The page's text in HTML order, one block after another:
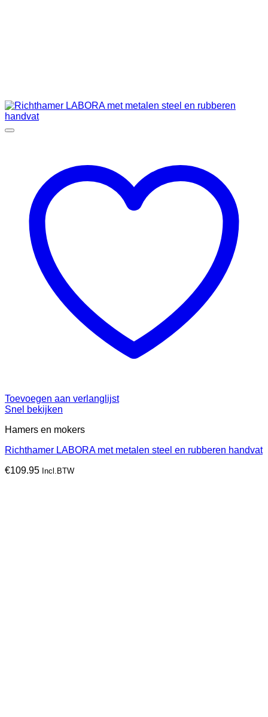
Toevoegen aan verlanglijst
Snel bekijken
Hamers en mokers
Richthamer LABORA met metalen steel en rubberen handvat
€109.95 Incl.BTW